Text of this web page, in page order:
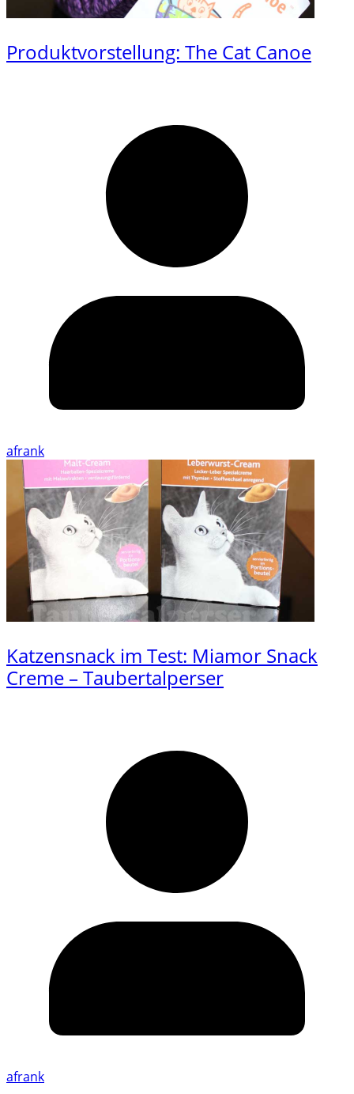
Produktvorstellung: The Cat Canoe
afrank
Katzensnack im Test: Miamor Snack
Creme – Taubertalperser
afrank